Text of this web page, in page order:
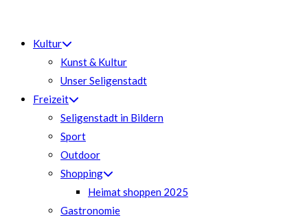
springen
Kultur
Kunst & Kultur
Unser Seligenstadt
Freizeit
Seligenstadt in Bildern
Sport
Outdoor
Shopping
Heimat shoppen 2025
Gastronomie